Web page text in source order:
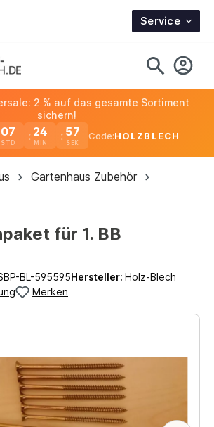
Service
07 24 57
2 % auf das gesamte Sortiment
sichern!
Code:HOLZBLECH
Gartenhaus Zubehör
für 1. BB
BL-595595Hersteller: Holz-Blech
Merken